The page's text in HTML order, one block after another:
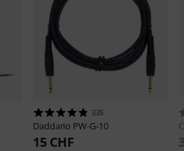
335
Daddario PW-G-10
15 CHF